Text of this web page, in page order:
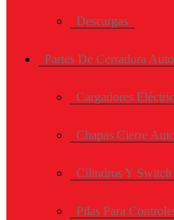
Descargas
Partes De Cerradura
Cargadores
Chapas Cierre
Cilindros Y Switch
Pilas Para